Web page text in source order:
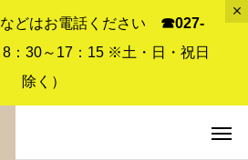
どはお電話ください ☎︎027-
：30～17：15 ※土・日・祝日
除く）